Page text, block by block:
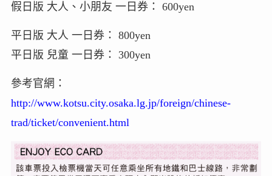
假日版 大人、小朋友 一日券： 600yen
平日版 大人 一日券： 800yen
平日版 兒童 一日券： 300yen
參考官網：
http://www.kotsu.city.osaka.lg.jp/foreign/chinese-
trad/ticket/convenient.html